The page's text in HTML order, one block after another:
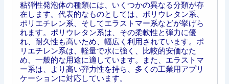
粘弾性発泡体の種類には、いくつかの異なる分類が存
在します。代表的なものとしては、ポリウレタン系、
ポリエチレン系、そしてエラストマー系などが挙げら
れます。ポリウレタン系は、その柔軟性と弾力に優
れ、耐久性も高いため、幅広く利用されています。ポ
リエチレン系は、軽量で水に強く、比較的安価なた
め、一般的な用途に適しています。また、エラストマ
ー系は、より高い弾力性を持ち、多くの工業用アプリ
ケーションに対応しています。